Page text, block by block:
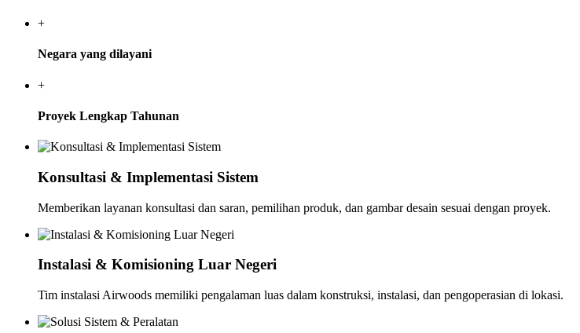
+
Negara yang dilayani
+
Proyek Lengkap Tahunan
Konsultasi & Implementasi Sistem
Memberikan layanan konsultasi dan saran, pemilihan produk, dan gambar desain sesuai dengan proyek.
Instalasi & Komisioning Luar Negeri
Tim instalasi Airwoods memiliki pengalaman luas dalam konstruksi, instalasi, dan pengoperasian di lokasi.